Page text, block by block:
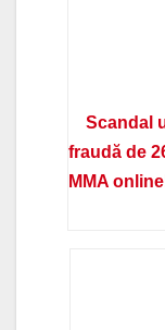
Scandal
fraudă de
MMA